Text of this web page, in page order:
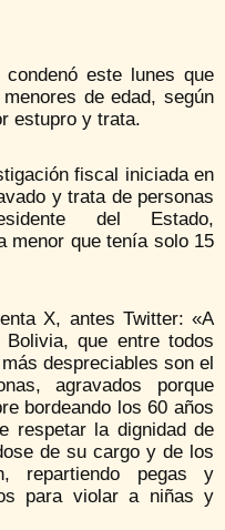
este lunes que
de edad, según
estupro y trata.
fiscal iniciada en
y trata de personas
del Estado,
menor que tenía solo 15
X, antes Twitter: «A
que entre todos
despreciables son el
agravados porque
bordeando los 60 años
respetar la dignidad de
de su cargo y de los
repartiendo pegas y
para violar a niñas y